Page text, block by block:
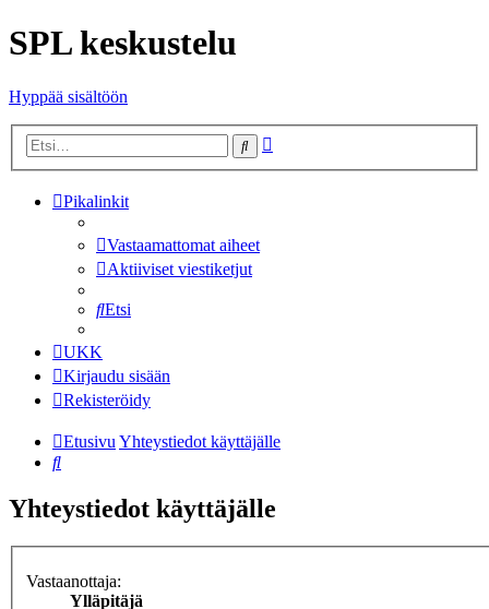
SPL keskustelu
Hyppää sisältöön
Etsi
Pikalinkit
Vastaamattomat aiheet
Aktiiviset viestiketjut
Etsi
UKK
Kirjaudu sisään
Rekisteröidy
EtusivuYhteystiedot käyttäjälle
Etsi
Yhteystiedot käyttäjälle
Vastaanottaja:
Ylläpitäjä